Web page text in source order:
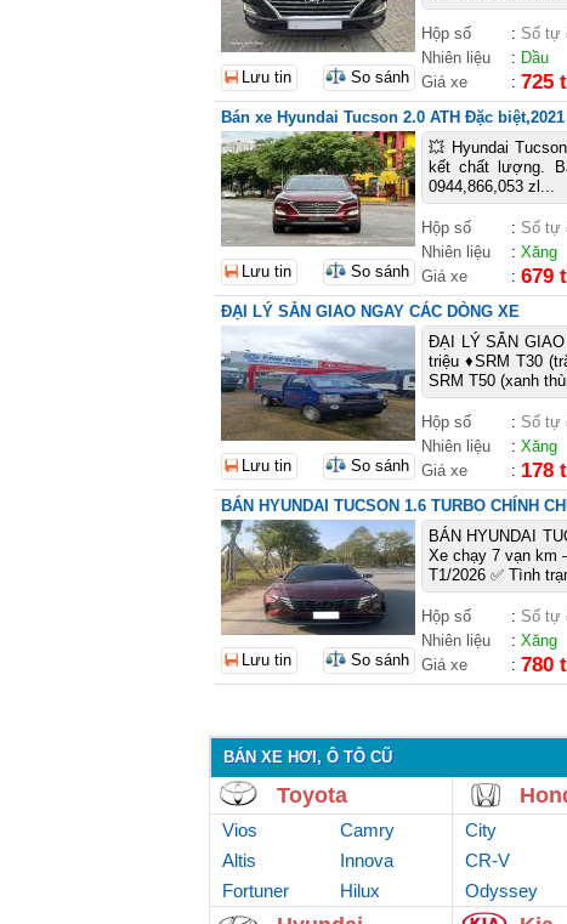
Hộp số : Số tự
Nhiên liệu
: Dầu
Giá xe
: 725
Lưu tin So sánh
Bán xe Hyundai Tucson 2.0 ATH Đặc
💥 Hyundai
kết chất lượng.
0944,866,053 zl...
Hộp số : Số tự
Nhiên liệu
: Xăng
Giá xe
: 679
Lưu tin So sánh
ĐẠI LÝ SẴN GIAO NGAY CÁC DÒNG XE
ĐẠI LÝ SẴN GIAO
triệu ♦SRM T30
SRM T50 (xanh
Hộp số : Số tự
Nhiên liệu
: Xăng
Giá xe
: 178
Lưu tin So sánh
BÁN HYUNDAI TUCSON 1.6 TURBO CHÍNH
BÁN HYUNDAI
Xe chạy 7 vạn km
T1/2026 ✅ Tình
Hộp số : Số tự
Nhiên liệu
: Xăng
Giá xe
: 780
Lưu tin So sánh
BÁN XE HƠI, Ô TÔ CŨ
Toyota
Vios
Camry
Altis
Innova
Fortuner
Hilux
City
CR-V
Odyssey